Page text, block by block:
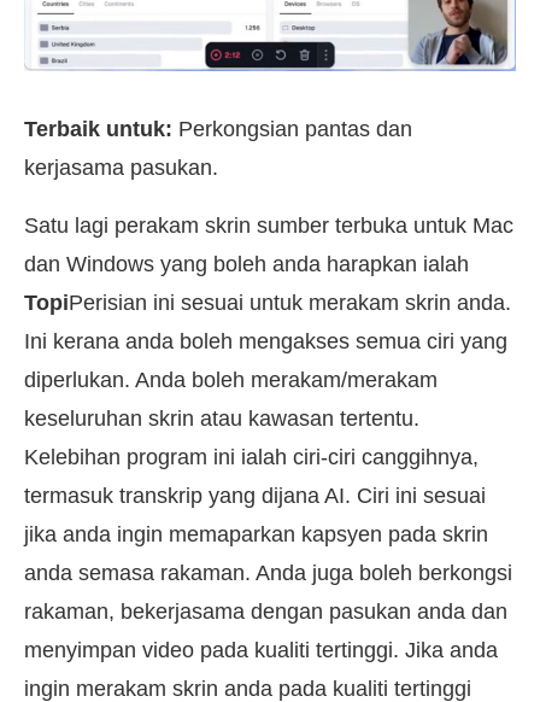
Terbaik untuk: Perkongsian pantas dan
kerjasama pasukan.
Satu lagi perakam skrin sumber terbuka untuk Mac
dan Windows yang boleh anda harapkan ialah
TopiPerisian ini sesuai untuk merakam skrin anda.
Ini kerana anda boleh mengakses semua ciri yang
diperlukan. Anda boleh merakam/merakam
keseluruhan skrin atau kawasan tertentu.
Kelebihan program ini ialah ciri-ciri canggihnya,
termasuk transkrip yang dijana AI. Ciri ini sesuai
jika anda ingin memaparkan kapsyen pada skrin
anda semasa rakaman. Anda juga boleh berkongsi
rakaman, bekerjasama dengan pasukan anda dan
menyimpan video pada kualiti tertinggi. Jika anda
ingin merakam skrin anda pada kualiti tertinggi